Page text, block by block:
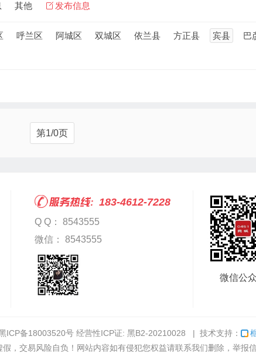
其他 发布信息
呼兰区 阿城区 双城区 依兰县 方正县 宾县 巴
第1/0页
183-4612-7228
Q Q： 8543555
微信： 8543555
微信公
ICP备18003520号 经营性ICP证: 黑B2-20210028 | 技术支持：
，交易风险自负！网站内容如有侵犯您权益请联系我们删除，举报